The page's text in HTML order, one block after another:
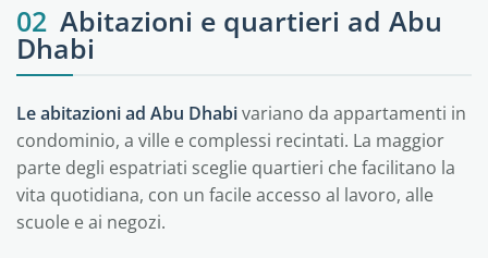
02 Abitazioni e quartieri ad Abu
Dhabi
Le abitazioni ad Abu Dhabivariano da appartamenti in
condominio, a ville e complessi recintati. La maggior
parte degli espatriati sceglie quartieri che facilitano la
vita quotidiana, con un facile accesso al lavoro, alle
scuole e ai negozi.